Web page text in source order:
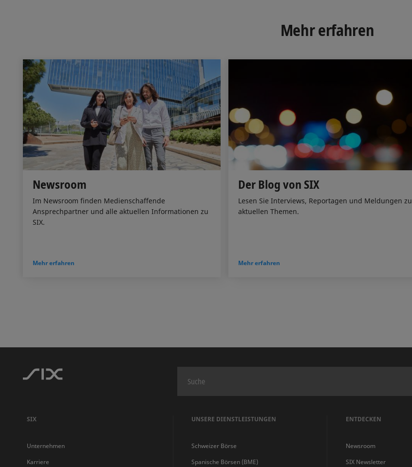
I
o
Mehr erfahren
Newsroom
Im Newsroom finden Medienschaffende
Ansprechpartner und alle aktuellen Informationen zu
SIX.
Mehr erfahren
Der Blog von SIX
Lesen Sie Interviews, Reportagen und Meldungen zu
aktuellen Themen.
Mehr erfahren
SIX
Unternehmen
Karriere
UNSERE DIENSTLEISTUNGEN
Schweizer Börse
Spanische Börsen (BME)
ENTDECKEN
Newsroom
SIX Newsletter